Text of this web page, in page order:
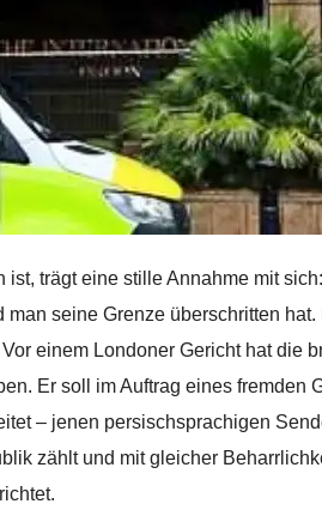
trägt eine stille Annahme mit
seine Grenze überschritten
einem Londoner Gericht hat die
Er soll im Auftrag eines fremden
– jenen persischsprachigen
zählt und mit gleicher